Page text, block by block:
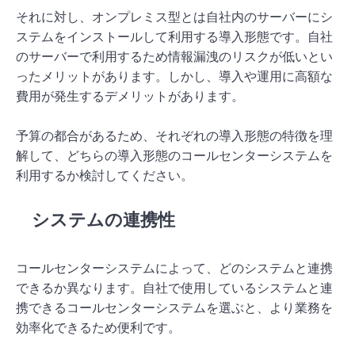
それに対し、オンプレミス型とは自社内のサーバーにシ
ステムをインストールして利用する導入形態です。自社
のサーバーで利用するため情報漏洩のリスクが低いとい
ったメリットがあります。しかし、導入や運用に高額な
費用が発生するデメリットがあります。
予算の都合があるため、それぞれの導入形態の特徴を理
解して、どちらの導入形態のコールセンターシステムを
利用するか検討してください。
システムの連携性
コールセンターシステムによって、どのシステムと連携
できるか異なります。自社で使用しているシステムと連
携できるコールセンターシステムを選ぶと、より業務を
効率化できるため便利です。